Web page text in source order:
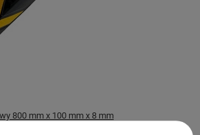
800 mm x 100 mm x 8 mm